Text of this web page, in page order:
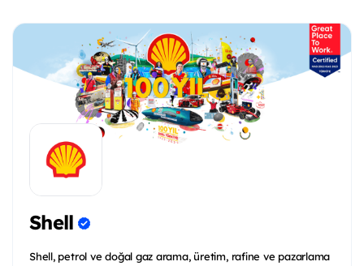
Shell
Shell, petrol ve doğal gaz arama, üretim, rafine ve pazarlama